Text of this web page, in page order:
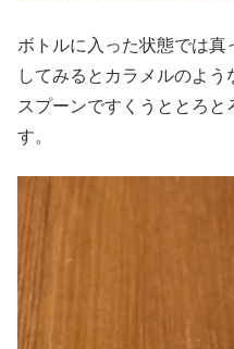
ボトルに入った状態では
してみるとカラメルのよう
スプーンですくうととろと
す。